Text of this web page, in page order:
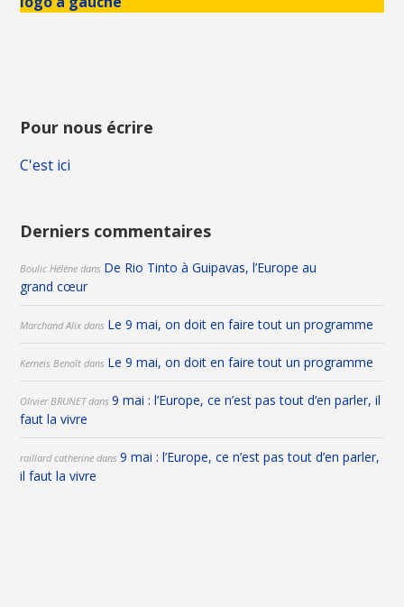
Pour nous écrire
C'est ici
Derniers commentaires
Boulic Hélène dans De Rio Tinto à Guipavas, l’Europe au
grand cœur
Marchand Alix dans Le 9 mai, on doit en faire tout un programme
Kerneis Benoît dans Le 9 mai, on doit en faire tout un programme
Olivier BRUNETdans9 mai : l’Europe, ce n’est pas tout d’en parler, il
faut la vivre
raillard catherine dans9 mai : l’Europe, ce n’est pas tout d’en parler,
il faut la vivre